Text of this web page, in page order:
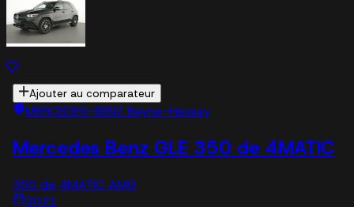
Ajouter au comparateur
MERCEDES-BENZ Beyne-Heusay
Mercedes Benz GLE 350 de 4MATIC
350 de 4MATIC AMG
2021